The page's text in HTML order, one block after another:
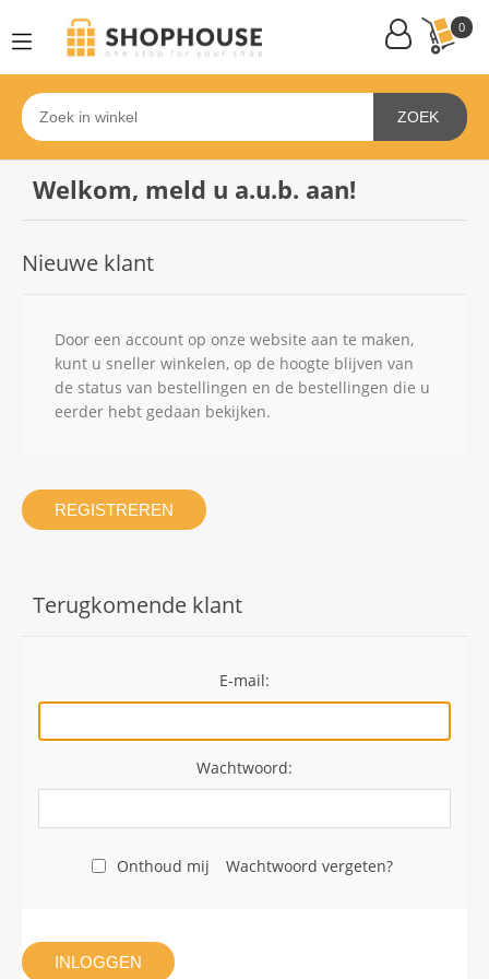
0
ZOEK
Welkom, meld u a.u.b. aan!
Nieuwe klant
Door een account op onze website aan te maken,
kunt u sneller winkelen, op de hoogte blijven van
de status van bestellingen en de bestellingen die u
eerder hebt gedaan bekijken.
REGISTREREN
Terugkomende klant
E-mail:
Wachtwoord:
Onthoud mij Wachtwoord vergeten?
INLOGGEN